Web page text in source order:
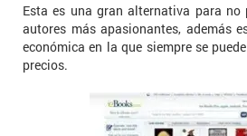
Esta es una gran alternativa para no
autores más apasionantes, además
económica en la que siempre se
precios.